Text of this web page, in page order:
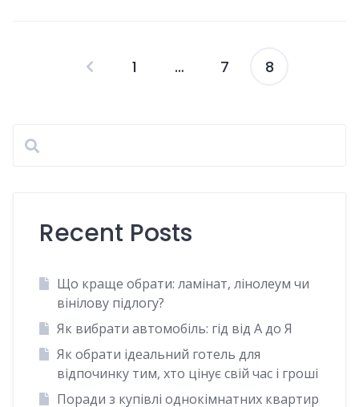
Пагінація
1 … 7 8
Recent Posts
Що краще обрати: ламінат, лінолеум чи
вінілову підлогу?
Як вибрати автомобіль: гід від А до Я
Як обрати ідеальний готель для
відпочинку тим, хто цінує свій час і гроші
Поради з купівлі однокімнатних квартир